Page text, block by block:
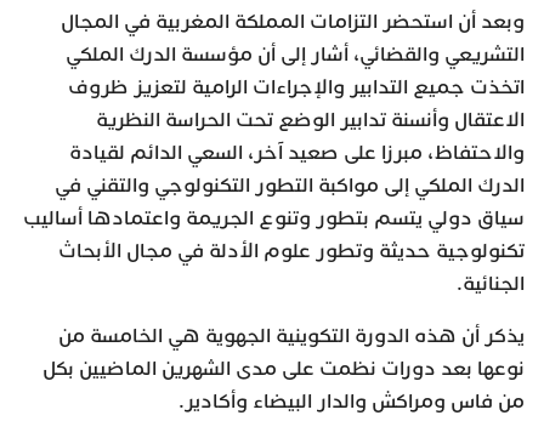
وبعد أن استحضر التزامات المملكة المغربية في المجال
التشريعي والقضائي، أشار إلى أن مؤسسة الدرك الملكي
اتخذت جميع التدابير والإجراءات الرامية لتعزيز ظروف
الاعتقال وأنسنة تدابير الوضع تحت الحراسة النظرية
والاحتفاظ، مبرزا على صعيد آخر، السعي الدائم لقيادة
الدرك الملكي إلى مواكبة التطور التكنولوجي والتقني في
سياق دولي يتسم بتطور وتنوع الجريمة واعتمادها أساليب
تكنولوجية حديثة وتطور علوم الأدلة في مجال الأبحاث
الجنائية.
يذكر أن هذه الدورة التكوينية الجهوية هي الخامسة من
نوعها بعد دورات نظمت على مدى الشهرين الماضيين بكل
من فاس ومراكش والدار البيضاء وأكادير.